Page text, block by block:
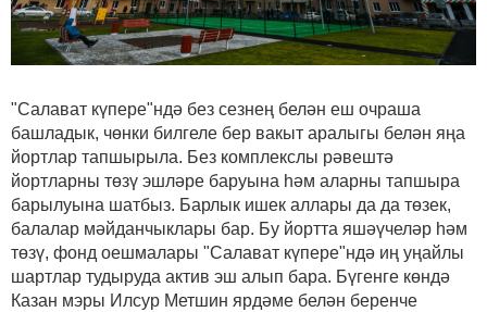
"Салават күпере"ндә без сезнең белән еш очраша
башладык, чөнки билгеле бер вакыт аралыгы белән яңа
йортлар тапшырыла. Без комплекслы рәвештә
йортларны төзү эшләре баруына һәм аларны тапшыра
барылуына шатбыз. Барлык ишек аллары да да төзек,
балалар мәйданчыклары бар. Бу йортта яшәүчеләр һәм
төзү, фонд оешмалары "Салават күпере"ндә иң уңайлы
шартлар тудыруда актив эш алып бара. Бүгенге көндә
Казан мэры Илсур Метшин ярдәме белән беренче